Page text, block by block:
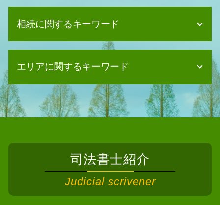
債務整理 相談 おすすめ
債務整理 強い事務所
自己破産 デメリット メリット
債務整理 ブラックリスト いつ消える
個人再生 クレジットカード
債務整理 デメリット 家族
自己破産 2回目
債務整理 個人事業主
債務整理 任意整理とは
債務整理 個人再生
相続に関するキーワード
遺産分割協議 司法書士
相続 調査
相続人 申告 登記
自筆証書遺言 検認
相続 手続き 代行
相続放棄 相談
相続 少ない場合
相続放棄 期間
相続 書類
エリアに関するキーワード
相続 司法書士 豊能町
債務整理 司法書士 八尾市
債務整理 司法書士 河南町
相続 司法書士 大阪狭山市
相続 司法書士 富田林市
債務整理 司法書士 忠岡町
司法書士紹介
Judicial scrivener